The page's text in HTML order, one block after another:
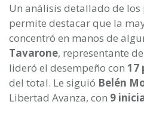
Un análisis detallado de
permite destacar que la
concentró en manos de
Tavarone, representante
lideró el desempeño con 17
del total. Le siguió Belén
Libertad Avanza, con 9